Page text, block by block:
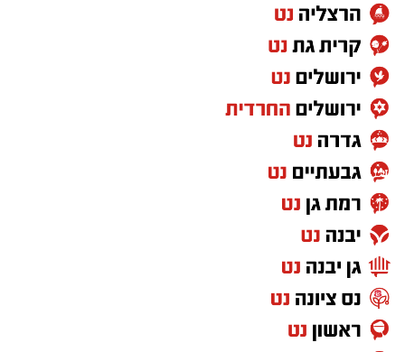
בעקבות הדיווחים הרבים על קטטה אלימה המלווה
בירי חי בתוך לקייה, הוקפצו לזירה כוחות גדולים
של שוטרי תחנת העיירות, יחד עם לוחמי חטיבת
סה"ר ומשמר הגבול של מחוז דרום. הכוחות פתחו
בפעילות מבצעית מהירה ונרחבת בניסיון לאתר את
המעורבים, להפסיק את האש ולהחזיר את הביטחון
לתושבי האזור.